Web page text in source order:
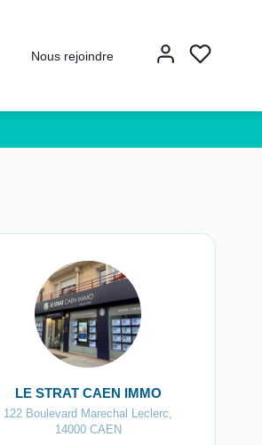
Nous rejoindre
LE STRAT CAEN IMMO
122 Boulevard Marechal Leclerc,
14000 CAEN